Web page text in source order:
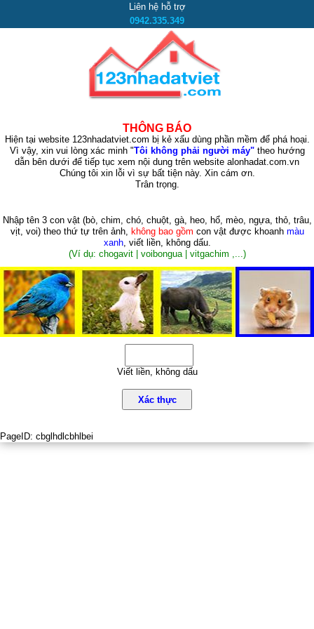
Liên hệ hỗ trợ
0942.335.349
THÔNG BÁO
Hiện tại website 123nhadatviet.com bị kẻ xấu dùng phần mềm để phá hoại.
Vì vậy, xin vui lòng xác minh "Tôi không phải người máy"theo hướng
dẫn bên dưới để tiếp tục xem nội dung trên website alonhadat.com.vn
Chúng tôi xin lỗi vì sự bất tiện này. Xin cám ơn.
Trân trọng.
Nhập tên 3 con vật (bò, chim, chó, chuột, gà, heo, hổ, mèo, ngựa, thỏ, trâu,
vịt, voi)theo thứ tự trên ảnh, không bao gồm con vật được khoanh màu
xanh, viết liền, không dấu.
(Ví dụ: chogavit | voibongua | vitgachim ,...)
Viết liền, không dấu
Xác thực
PageID: cbglhdlcbhlbei